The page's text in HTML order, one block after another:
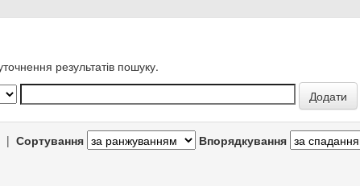
результатів пошуку.
| Сортування Впорядкування